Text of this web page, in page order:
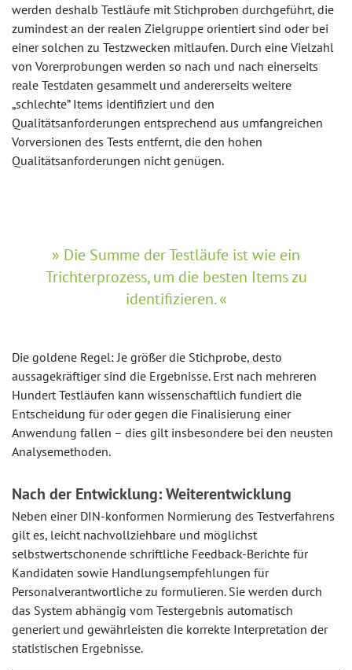
werden deshalb Testläufe mit Stichproben durchgeführt, die
zumindest an der realen Zielgruppe orientiert sind oder bei
einer solchen zu Testzwecken mitlaufen. Durch eine Vielzahl
von Vorerprobungen werden so nach und nach einerseits
reale Testdaten gesammelt und andererseits weitere
„schlechte” Items identifiziert und den
Qualitätsanforderungen entsprechend aus umfangreichen
Vorversionen des Tests entfernt, die den hohen
Qualitätsanforderungen nicht genügen.
Die Summe der Testläufe ist wie ein
Trichterprozess, um die besten Items zu
identifizieren.
Die goldene Regel: Je größer die Stichprobe, desto
aussagekräftiger sind die Ergebnisse. Erst nach mehreren
Hundert Testläufen kann wissenschaftlich fundiert die
Entscheidung für oder gegen die Finalisierung einer
Anwendung fallen – dies gilt insbesondere bei den neusten
Analysemethoden.
Nach der Entwicklung: Weiterentwicklung
Neben einer DIN-konformen Normierung des Testverfahrens
gilt es, leicht nachvollziehbare und möglichst
selbstwertschonende schriftliche Feedback-Berichte für
Kandidaten sowie Handlungsempfehlungen für
Personalverantwortliche zu formulieren. Sie werden durch
das System abhängig vom Testergebnis automatisch
generiert und gewährleisten die korrekte Interpretation der
statistischen Ergebnisse.